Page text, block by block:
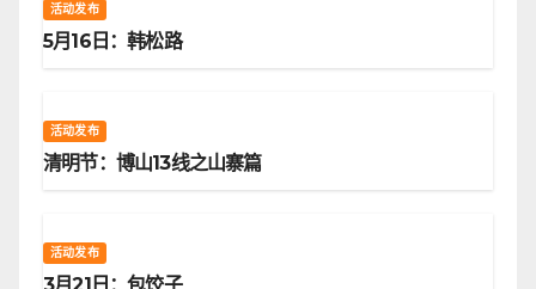
活动发布
5月16日：韩松路
活动发布
清明节：博山13线之山寨篇
活动发布